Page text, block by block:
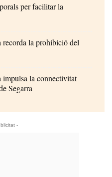
per facilitar la
la prohibició del
la connectivitat
Segarra
-